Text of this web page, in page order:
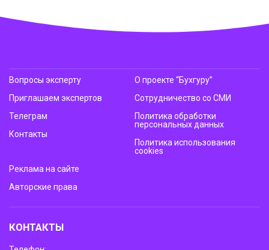
Вопросы эксперту
Приглашаем экспертов
Телеграм
Контакты
О проекте “Бухгуру”
Сотрудничество со СМИ
Политика обработки
персональных данных
Политика использования
cookies
Реклама на сайте
Авторские права
КОНТАКТЫ